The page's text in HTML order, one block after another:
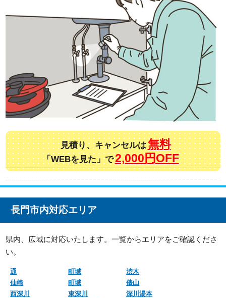
見積り、キャンセルは 無料
「WEBを見た」で2,000円OFF
長門市内対応エリア
県内、広域に対応いたします。一覧からエリアをご確認くださ
い。
通 町域
渋木
仙崎
町域
俵山
西深川
東深川
深川湯本